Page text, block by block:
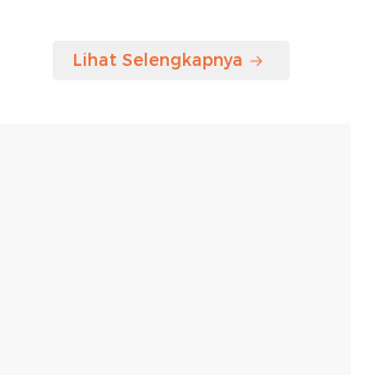
Lihat Selengkapnya